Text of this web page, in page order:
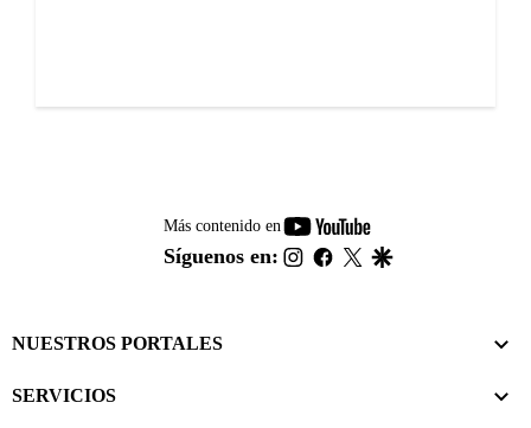
Más contenido en
youtube-
footer
Síguenos en: instagram
facebook
twitter
NUESTROS PORTALES
SERVICIOS